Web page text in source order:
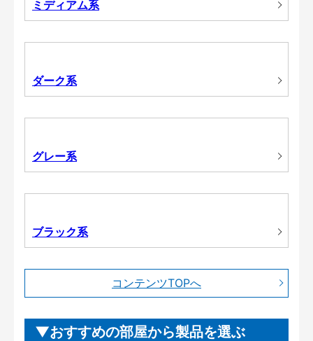
ミディアム系
ダーク系
グレー系
ブラック系
コンテンツTOPへ
おすすめの部屋から製品を選ぶ